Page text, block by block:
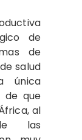
de
de
salud
única
de que
al
las